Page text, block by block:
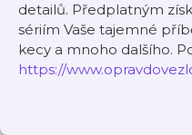
detailů. Předplatným
sériím Vaše tajemné
kecy a mnoho dalšího.
https://